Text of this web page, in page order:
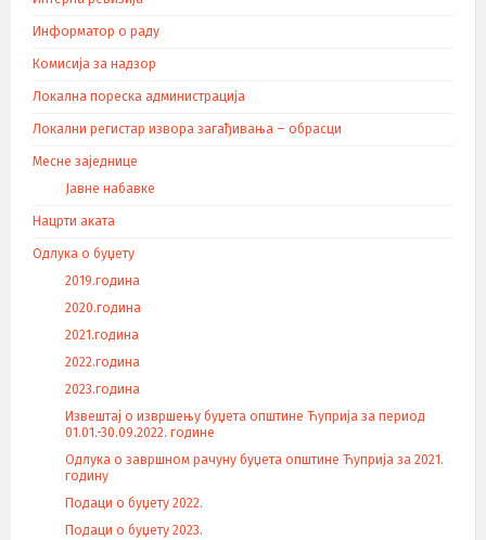
Информатор о раду
Комисија за надзор
Локална пореска администрација
Локални регистар извора загађивања – обрасци
Месне заједнице
Јавне набавке
Нацрти аката
Одлука о буџету
2019.година
2020.година
2021.година
2022.година
2023.година
Извештај о извршењу буџета општине Ћуприја за период
01.01.-30.09.2022. године
Одлука о завршном рачуну буџета општине Ћуприја за 2021.
годину
Подаци о буџету 2022.
Подаци о буџету 2023.